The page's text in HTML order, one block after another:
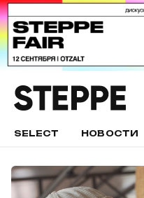
SELECT НОВОСТИ